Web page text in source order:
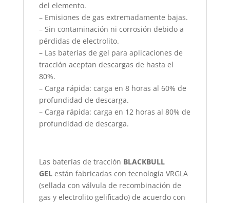
del elemento.
– Emisiones de gas extremadamente bajas.
– Sin contaminación ni corrosión debido a
pérdidas de electrolito.
– Las baterías de gel para aplicaciones de
tracción aceptan descargas de hasta el
80%.
– Carga rápida: carga en 8 horas al 60% de
profundidad de descarga.
– Carga rápida: carga en 12 horas al 80% de
profundidad de descarga.
Las baterías de tracción BLACKBULL
GELestán fabricadas con tecnología VRGLA
(sellada con válvula de recombinación de
gas y electrolito gelificado) de acuerdo con